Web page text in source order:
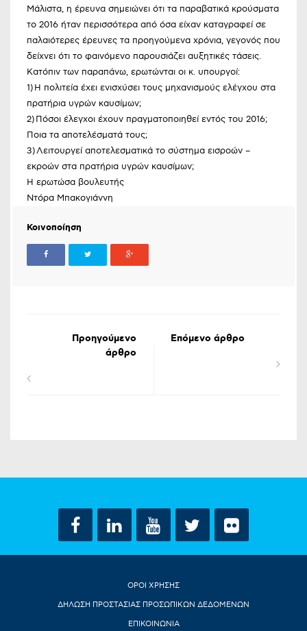
Μάλιστα, η έρευνα σημειώνει ότι τα παραβατικά κρούσματα
το 2016 ήταν περισσότερα από όσα είχαν καταγραφεί σε
παλαιότερες έρευνες τα προηγούμενα χρόνια, γεγονός που
δείχνει ότι το φαινόμενο παρουσιάζει αυξητικές τάσεις.
Κατόπιν των παραπάνω, ερωτώνται οι κ. υπουργοί:
1) Η πολιτεία έχει ενισχύσει τους μηχανισμούς ελέγχου στα
πρατήρια υγρών καυσίμων;
2) Πόσοι έλεγχοι έχουν πραγματοποιηθεί εντός του 2016;
Ποια τα αποτελέσματά τους;
3) Λειτουργεί αποτελεσματικά το σύστημα εισροών –
εκροών στα πρατήρια υγρών καυσίμων;
Η ερωτώσα βουλευτής
Ντόρα Μπακογιάννη
Κοινοποίηση
Προηγούμενο
άρθρο
Επόμενο άρθρο
ΟΡΟΙ ΧΡΗΣΗΣ
ΔΗΛΩΣΗ ΠΡΟΣΤΑΣΙΑΣ ΠΡΟΣΩΠΙΚΩΝ ΔΕΔΟΜΕΝΩΝ
ΕΠΙΚΟΙΝΩΝΙΑ